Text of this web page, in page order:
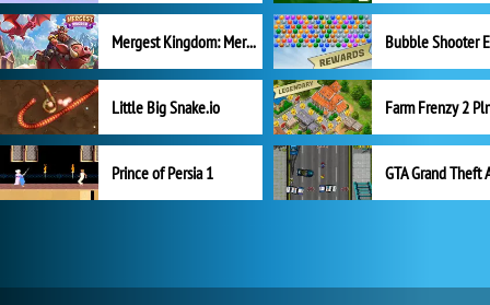
Mergest Kingdom: Merge Puzzle
Little Big Snake.io
Prince of Persia 1 GTA Grand Theft